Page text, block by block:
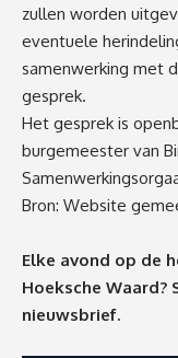
zullen worden
eventuele
samenwerking met
gesprek.
Het gesprek is
burgemeester van
Bron: Website
Elke avond op de
Hoeksche Waard?
nieuwsbrief.